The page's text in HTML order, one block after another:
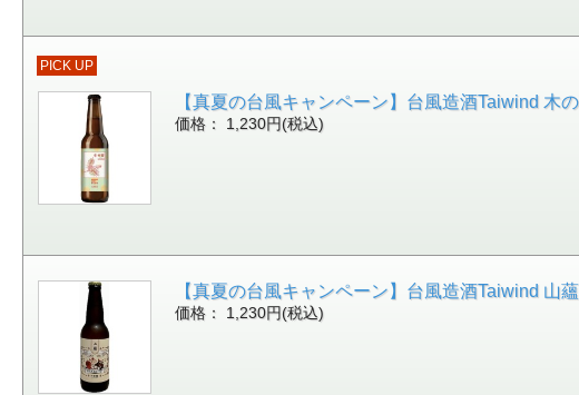
PICK UP
【真夏の台風キャンペーン】台風造酒Taiwind 木
価格： 1,230円(税込)
【真夏の台風キャンペーン】台風造酒Taiwind 山
価格： 1,230円(税込)